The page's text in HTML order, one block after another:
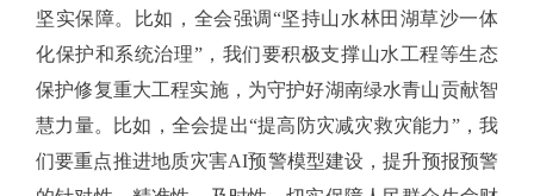
坚实保障。比如，全会强调“坚持山水林田湖草沙一体
化保护和系统治理”，我们要积极支撑山水工程等生态
保护修复重大工程实施，为守护好湖南绿水青山贡献智
慧力量。比如，全会提出“提高防灾减灾救灾能力”，我
们要重点推进地质灾害AI预警模型建设，提升预报预警